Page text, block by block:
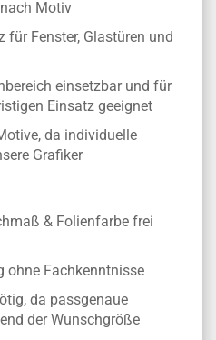
Motiv
für Fenster, Glastüren und
einsetzbar und für
Einsatz geeignet
da individuelle
Grafiker
& Folienfarbe frei
ohne Fachkenntnisse
da passgenaue
der Wunschgröße